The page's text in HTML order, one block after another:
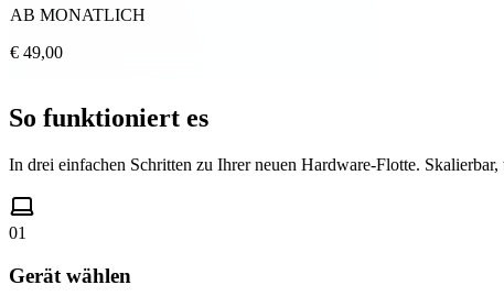
AB MONATLICH
€ 49,00
So funktioniert es
In drei einfachen Schritten zu Ihrer neuen Hardware-Flotte.
01
Gerät wählen